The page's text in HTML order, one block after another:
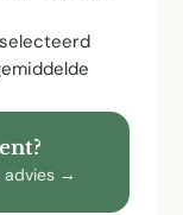
advies →